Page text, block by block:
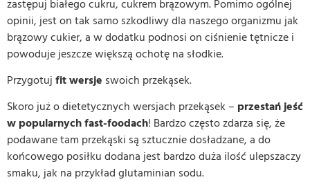
zastępuj białego cukru, cukrem brązowym. Pomimo ogólnej
opinii, jest on tak samo szkodliwy dla naszego organizmu jak
brązowy cukier, a w dodatku podnosi on ciśnienie tętnicze i
powoduje jeszcze większą ochotę na słodkie.
Przygotuj fit wersje swoich przekąsek.
Skoro już o dietetycznych wersjach przekąsek – przestań jeść
w popularnych fast-foodach! Bardzo często zdarza się, że
podawane tam przekąski są sztucznie dosładzane, a do
końcowego posiłku dodana jest bardzo duża ilość ulepszaczy
smaku, jak na przykład glutaminian sodu.